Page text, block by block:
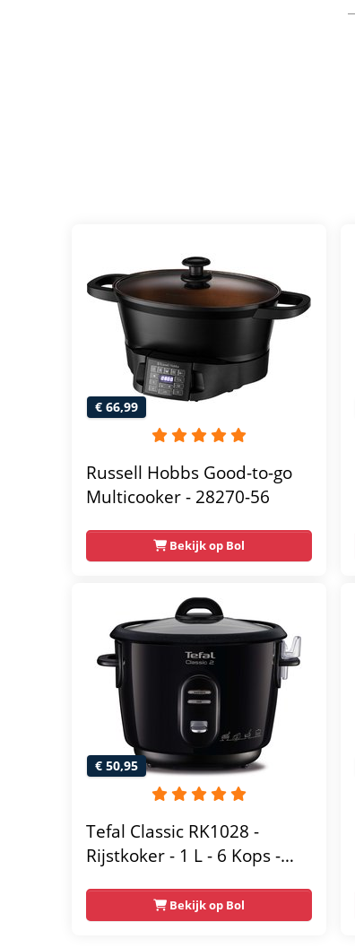
€ 66,99
Russell Hobbs Good-to-go
Multicooker - 28270-56
Bekijk op Bol
€ 50,95
Tefal Classic RK1028 -
Rijstkoker - 1 L - 6 Kops -
Gebruik - Automatische
Warmhoudfunctie - Zwart
Bekijk op Bol